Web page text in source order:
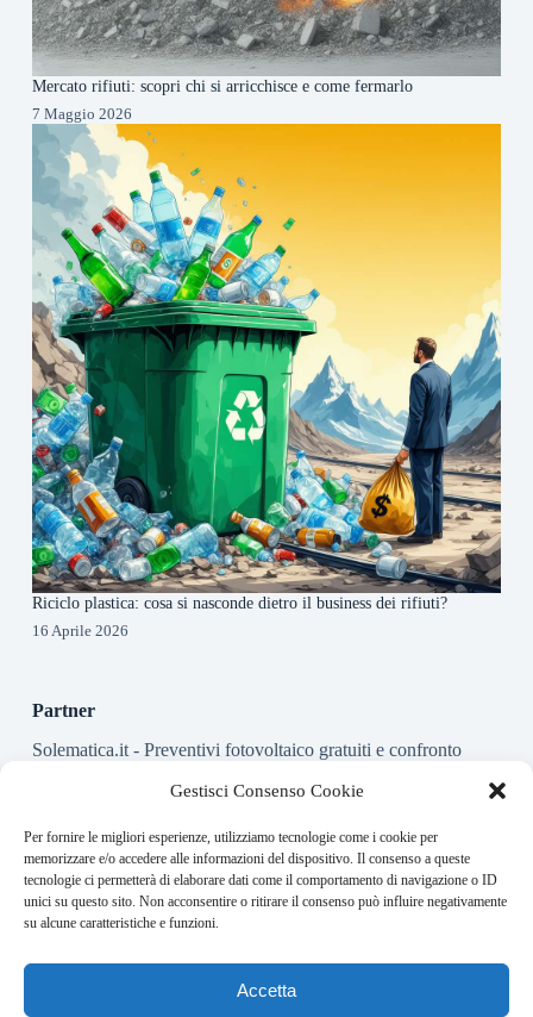
Gestisci Consenso Cookie
Per fornire le migliori esperienze, utilizziamo tecnologie come i cookie per
memorizzare e/o accedere alle informazioni del dispositivo. Il consenso a queste
tecnologie ci permetterà di elaborare dati come il comportamento di navigazione o ID
unici su questo sito. Non acconsentire o ritirare il consenso può influire negativamente
su alcune caratteristiche e funzioni.
Accetta
Mercato rifiuti: scopri chi si arricchisce e come fermarlo
7 Maggio 2026
Riciclo plastica: cosa si nasconde dietro il business dei rifiuti?
16 Aprile 2026
Partner
Solematica.it- Preventivi fotovoltaico gratuiti e confronto
About this website
Energy-Bullet.it ogni giorno trova per te le notizie più rilevanti
in ambito finanziario.
Address:
VIA USODIMARE 3 - 37138 - VERONA (VR)